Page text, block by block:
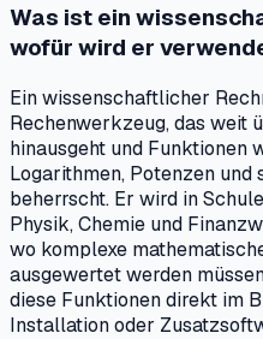
Was ist ein
wofür wird er
Ein wissenschaftlicher
Rechenwerkzeug, das weit
hinausgeht und Funktionen
Logarithmen, Potenzen
beherrscht. Er wird in
Physik, Chemie und
wo komplexe
ausgewertet werden
diese Funktionen direkt im
Installation oder